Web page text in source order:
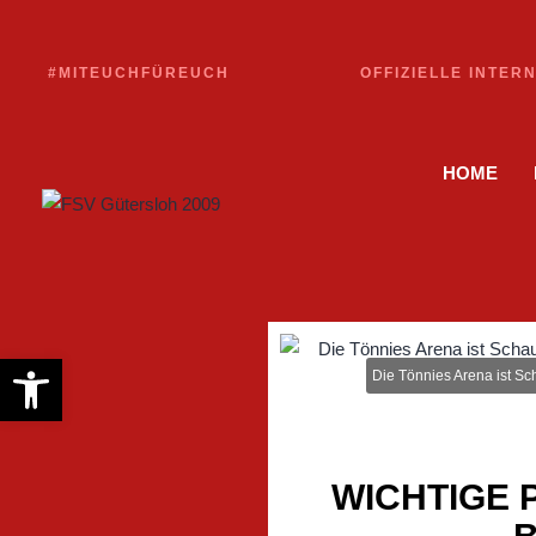
#MITEUCHFÜREUCH OFFIZIELLE
HOME
Die Tönnies Arena ist
WICHTIGE
Werkzeugleiste öffnen